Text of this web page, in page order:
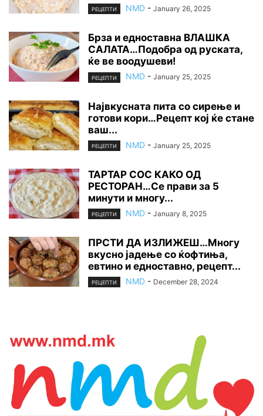
РЕЦЕПТИ NMD - January 26, 2025
Брза и едноставна ВЛАШКА
САЛАТА…Подобра од руската,
ќе ве воодушеви!
РЕЦЕПТИ NMD - January 25, 2025
Највкусната пита со сирење и
готови кори…Рецепт кој ќе стане
ваш...
РЕЦЕПТИ NMD - January 25, 2025
ТАРТАР СОС КАКО ОД
РЕСТОРАН…Се прави за 5
минути и многу...
РЕЦЕПТИ NMD - January 8, 2025
ПРСТИ ДА ИЗЛИЖЕШ…Многу
вкусно јадење со ќофтиња,
евтино и едноставно, рецепт...
РЕЦЕПТИ NMD - December 28, 2024